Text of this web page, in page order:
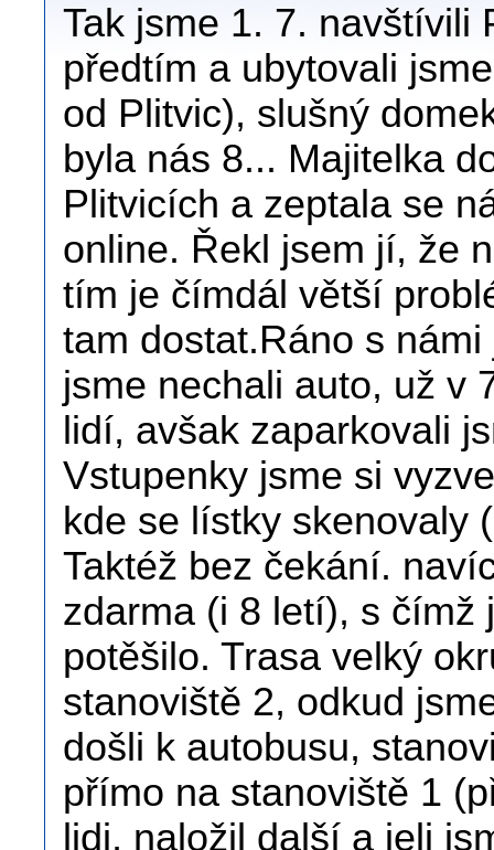
Tak jsme 1. 7. navštívili
předtím a ubytovali
od Plitvic), slušný
byla nás 8... Majitelka
Plitvicích a zeptala se
online. Řekl jsem jí, že
tím je čímdál větší
tam dostat.Ráno s
jsme nechali auto, už v
lidí, avšak zaparkovali
Vstupenky jsme si
kde se lístky skenovaly
Taktéž bez čekání.
zdarma (i 8 letí), s čímž
potěšilo. Trasa velký
stanoviště 2, odkud
došli k autobusu,
přímo na stanoviště 1
lidi, naložil další a jeli